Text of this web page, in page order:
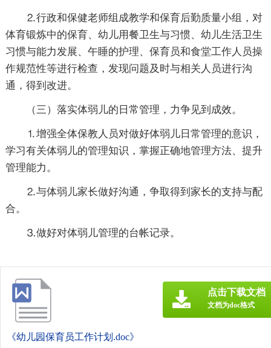
⒉行政和保健老师组成教学和保育后勤质量小组，对
体育锻炼中的保育、幼儿用餐卫生与习惯、幼儿生活卫生
习惯与能力发展、午睡的护理、保育员和食堂工作人员操
作规范性等进行检查，发现问题及时与相关人员进行沟
通，得到改进。
（三）落实体弱儿的日常管理，力争见到成效。
⒈增强全体保教人员对做好体弱儿日常管理的意识，
学习有关体弱儿的管理知识，掌握正确地管理方法、提升
管理能力。
⒉与体弱儿家长做好沟通，争取得到家长的支持与配
合。
⒊做好对体弱儿管理的台帐记录。
《幼儿园保育员工作计划.doc》
点击下载文档
文档为doc格式